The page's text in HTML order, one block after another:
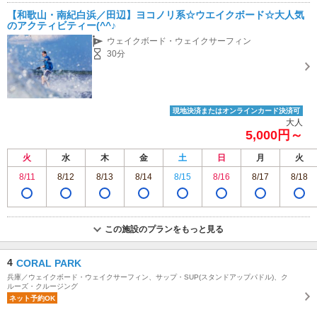
【和歌山・南紀白浜／田辺】ヨコノリ系☆ウエイクボード☆大人気
のアクティビティー(^^♪
ウェイクボード・ウェイクサーフィン
30分
現地決済またはオンラインカード決済可
大人
5,000円～
火 水 木 金 土 日 月
火
8/11
8/12 8/13 8/14 8/15 8/16 8/17 8/18
この施設のプランをもっと見る
4 CORAL PARK
兵庫／ウェイクボード・ウェイクサーフィン、サップ・SUP(スタンドアップパドル)、ク
ルーズ・クルージング
ネット予約OK